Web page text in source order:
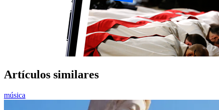
Artículos similares
música